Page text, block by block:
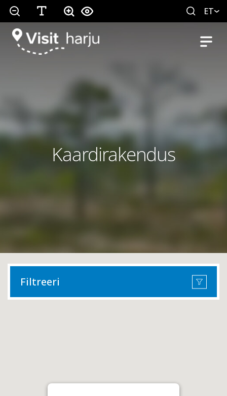
ET
Kaardirakendus
Filtreeri